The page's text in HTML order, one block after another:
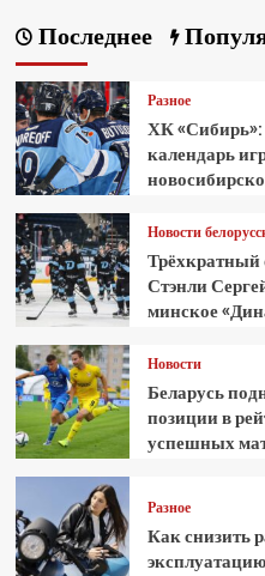
Последнее
Разное
ХК «Сибирь»:
календарь
Новости
Трёхкратный
Стэнли
минское
Новости
Беларусь
позиции в
успешных
Разное
Как снизить